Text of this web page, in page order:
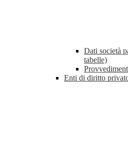
Dati società
tabelle)
Enti di diritto